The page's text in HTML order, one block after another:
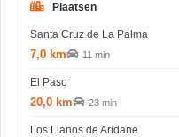
Plaatsen
Santa Cruz de La Palma
7,0 km 11 min
El Paso
20,0 km 23 min
Los Llanos de Aridane